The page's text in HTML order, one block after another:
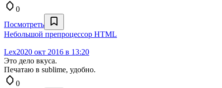
0
Посмотреть
Небольшой препроцессор HTML
Lex2020 окт 2016 в 13:20
Это дело вкуса.
Печатаю в sublime, удобно.
0